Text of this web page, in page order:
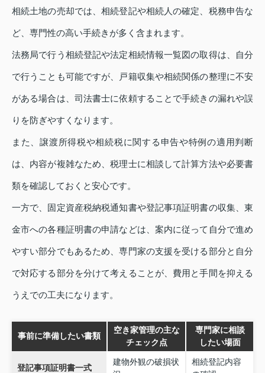
相続土地の売却では、相続登記や相続人の確定、税務申告な
ど、専門性の高い手続きが多く含まれます。
法務局で行う相続登記や法定相続情報一覧図の取得は、自分
で行うことも可能ですが、戸籍収集や相続関係の整理に不安
がある場合は、司法書士に依頼することで手続きの漏れや誤
りを防ぎやすくなります。
また、譲渡所得税や相続税に関する申告や特例の適用判断
は、内容が複雑なため、税理士に相談して計算方法や必要書
類を確認しておくと安心です。
一方で、固定資産税納税通知書や登記事項証明書の収集、東
金市への各種証明書の申請などは、案内に従って自分で進め
やすい部分でもあるため、専門家の支援を受ける部分と自分
で対応する部分を分けて考えることが、費用と手間を抑える
うえでの工夫になります。
事前に準備したい書類
空き家管理の主な
チェック点
専門家に相談
したい場面
登記事項証明書一式
建物外観の破損状
相続登記内容